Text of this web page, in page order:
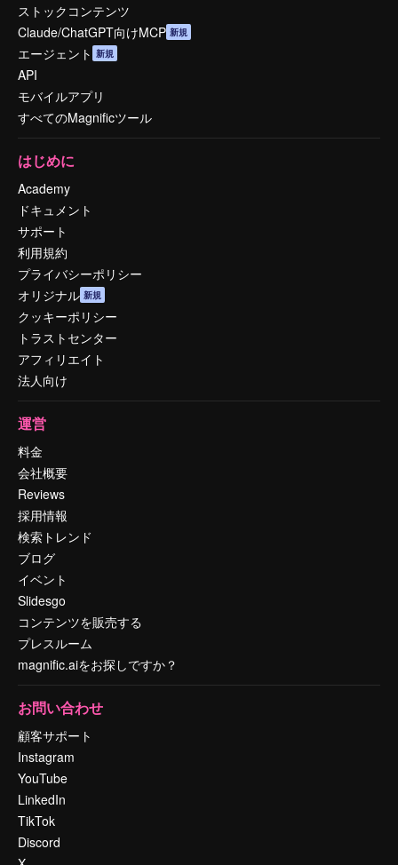
ストックコンテンツ
Claude/ChatGPT向けMCP 新規
エージェント 新規
API
モバイルアプリ
すべてのMagnificツール
はじめに
Academy
ドキュメント
サポート
利用規約
プライバシーポリシー
オリジナル 新規
クッキーポリシー
トラストセンター
アフィリエイト
法人向け
運営
料金
会社概要
Reviews
採用情報
検索トレンド
ブログ
イベント
Slidesgo
コンテンツを販売する
プレスルーム
magnific.aiをお探しですか？
お問い合わせ
顧客サポート
Instagram
YouTube
LinkedIn
TikTok
Discord